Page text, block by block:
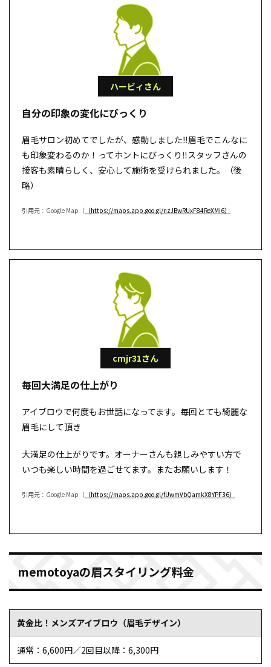
ハービィさん
自分の印象の変化にびっくり
眉毛サロン初めてでしたが、感動しました‼︎眉毛でこんなに
も印象変わるのか！ってホントにびっくり‼︎スタッフさんの
接客も素晴らしく、安心して施術を受けられました。（後
略）
引用元：Google Map（ （https://maps.app.goo.gl/nzJBwRUxF84ReXMi6）
cmjr31さん
毎回大満足の仕上がり
アイブロウで何度もお世話になってます。毎回とても綺麗な
眉毛にして頂き
大満足の仕上がりです。オーナーさんも親しみやすい方で
いつも楽しい時間を過ごせてます。またお願いします！
引用元：Google Map（ （https://maps.app.goo.gl/fUwmVbQamkX8YPF36）
memotoyaの眉スタイリング料金
黄金比！メンズアイブロウ（眉毛デザイン）
通常：6,600円／2回目以降：6,300円